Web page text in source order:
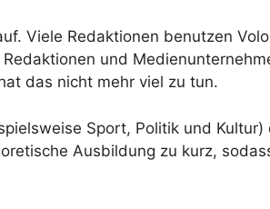
Viele Redaktionen benutzen
und
das nicht mehr viel zu tun.
Sport, Politik und
Ausbildung zu kurz,